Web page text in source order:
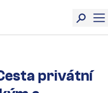
privátní